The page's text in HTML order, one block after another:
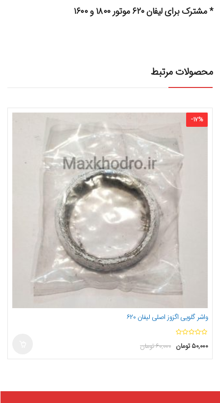
* مشترک برای لیفان ۶۲۰ موتور ۱۸۰۰ و ۱۶۰۰
محصولات مرتبط
-17%
واشر گلویی اگزوز اصلی لیفان ۶۲۰
۶۰,۰۰۰تومان ۵۰,۰۰۰ تومان